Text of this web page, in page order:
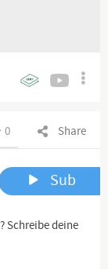
Share
0
Sub
Schreibe deine